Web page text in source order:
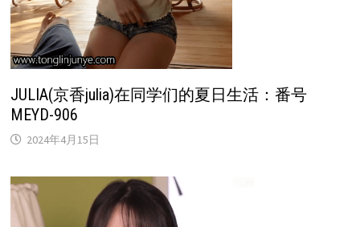
JULIA(京香julia)在同学们的夏日生活：番号
MEYD-906
2024年4月15日